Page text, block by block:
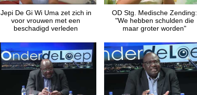
Jepi De Gi Wi Uma zet zich in
voor vrouwen met een
beschadigd verleden
OD Stg. Medische Zending:
"We hebben schulden die
maar groter worden"